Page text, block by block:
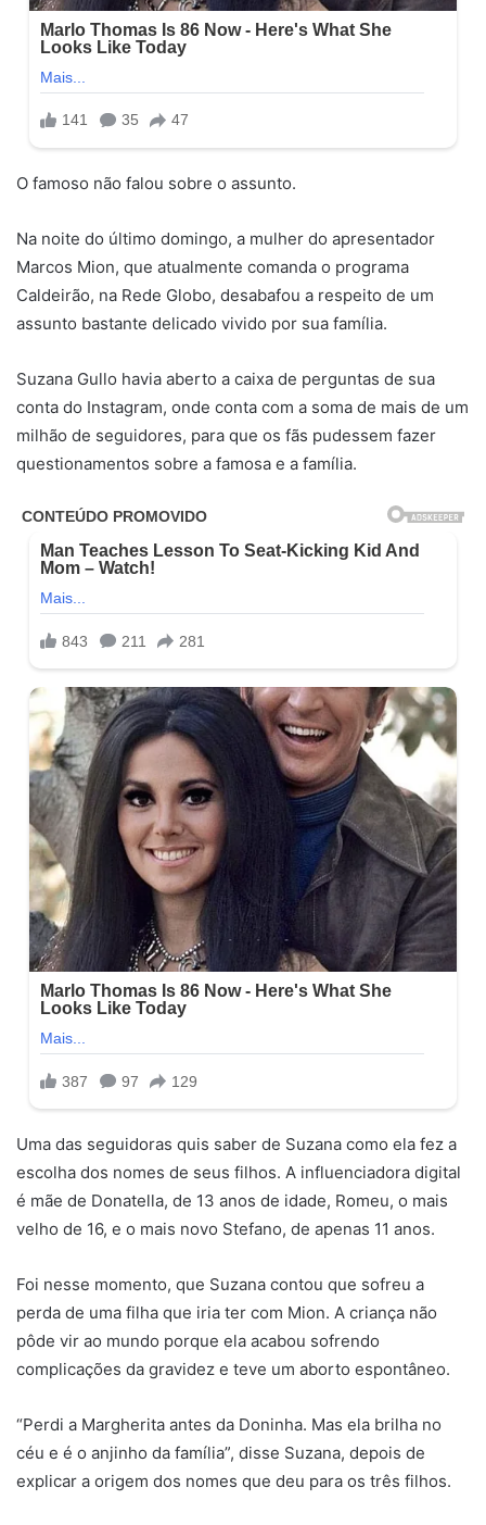
O famoso não falou sobre o assunto.
Na noite do último domingo, a mulher do apresentador
Marcos Mion, que atualmente comanda o programa
Caldeirão, na Rede Globo, desabafou a respeito de um
assunto bastante delicado vivido por sua família.
Suzana Gullo havia aberto a caixa de perguntas de sua
conta do Instagram, onde conta com a soma de mais de um
milhão de seguidores, para que os fãs pudessem fazer
questionamentos sobre a famosa e a família.
Uma das seguidoras quis saber de Suzana como ela fez a
escolha dos nomes de seus filhos. A influenciadora digital
é mãe de Donatella, de 13 anos de idade, Romeu, o mais
velho de 16, e o mais novo Stefano, de apenas 11 anos.
Foi nesse momento, que Suzana contou que sofreu a
perda de uma filha que iria ter com Mion. A criança não
pôde vir ao mundo porque ela acabou sofrendo
complicações da gravidez e teve um aborto espontâneo.
“Perdi a Margherita antes da Doninha. Mas ela brilha no
céu e é o anjinho da família”, disse Suzana, depois de
explicar a origem dos nomes que deu para os três filhos.